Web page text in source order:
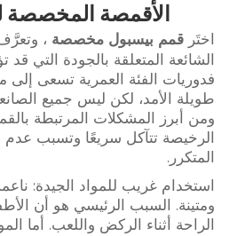
الأقمصة المخصصة
اختَر قمم بيسبول مخصصة ،
الشائعة المتعلقة بالجودة التي قد
فدوريات الفئة العمرية تسعى إلى
طويلة الأمد، لكن ليس جميع
ومن أبرز المشكلات المرتبطة
الرخيصة تتآكل سريعًا وتسبب عدم
المتكرر.
استخدام غريب للمواد الجيدة:
ومتينة. السبب الرئيسي هو أن
الراحة أثناء الركض واللعب. أما